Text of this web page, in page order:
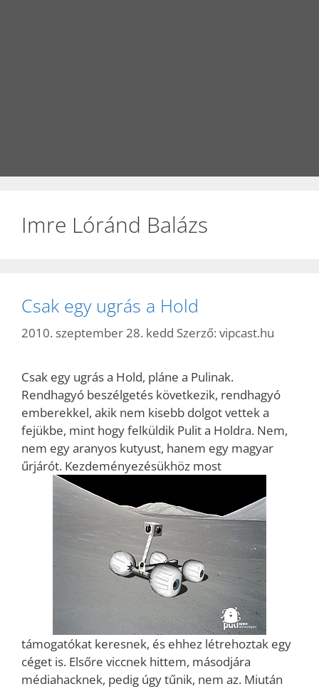
Imre Lóránd Balázs
Csak egy ugrás a Hold
2010. szeptember 28. kedd Szerző: vipcast.hu
Csak egy ugrás a Hold, pláne a Pulinak.
Rendhagyó beszélgetés következik, rendhagyó
emberekkel, akik nem kisebb dolgot vettek a
fejükbe, mint hogy felküldik Pulit a Holdra. Nem,
nem egy aranyos kutyust, hanem egy magyar
űrjárót. Kezdeményezésükhöz most
támogatókat keresnek, és ehhez létrehoztak egy
céget is. Elsőre viccnek hittem, másodjára
médiahacknek, pedig úgy tűnik, nem az. Miután